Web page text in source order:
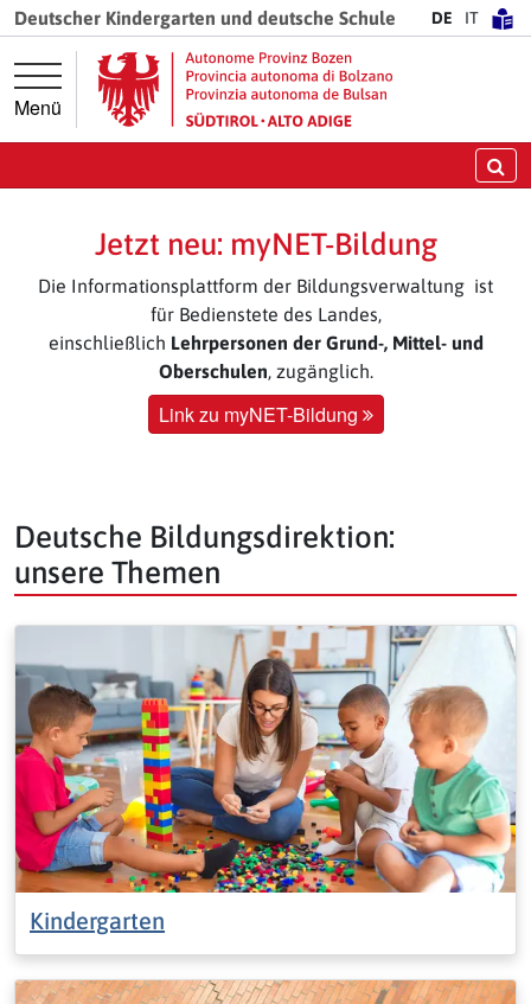
Springe direkt zur Hauptnavigation
Springe direkt zum Inhalt
Deutscher Kindergarten und deutsche Schule DE IT
Menü
Jetzt neu: myNET-Bildung
Die Informationsplattform der Bildungsverwaltung ist
für Bedienstete des Landes,
einschließlich Lehrpersonen der Grund-, Mittel- und
Oberschulen, zugänglich.
Link zu myNET-Bildung
Deutsche Bildungsdirektion:
unsere Themen
Kindergarten